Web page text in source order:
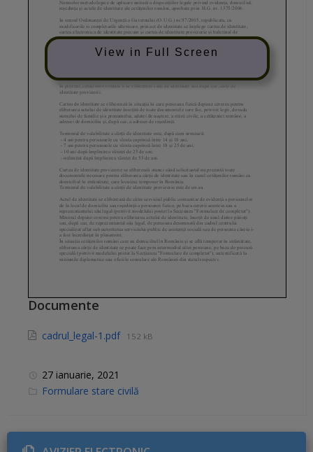
View in Full Screen
Documente
cadrul_legal-1.pdf 152 kB
27 ianuarie, 2021
C
r
Formulare stare civilă